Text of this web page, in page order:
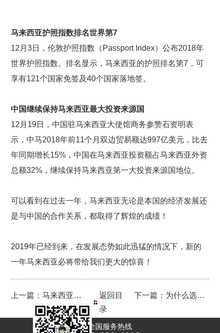
马来西亚护照指数排名世界第7
12月3日，伦敦护照指数（Passport Index）公布2018年
世界护照指数。排名显示，马来西亚的护照排名第7，可
享有121个国家免签及40个国家落地签。
中国继续保持马来西亚最大投资来源国
12月19日，中国驻马来西亚大使馆商务参赞石资明表
示，中马2018年前11个月双边贸易额达997亿美元，比去
年同期增长15%，中国在马来西亚投资额占马来西亚外资
总额32%，继续保持马来西亚第一大投资来源国地位。
可以看到在过去一年，马来西亚无论是本国的经济发展还
是与中国的合作关系，都取得了辉煌的成绩！
2019年已经到来，在发展态势如此迅猛的情况下，新的
一年马来西亚必将带给我们更大的惊喜！
上一篇：马来西亚将加速审批第二家园项目 想申请的人抓紧了!
返回目
录
下一篇：为什么选择马来西亚第二家园计划？给你四个理由！
全国服务热线